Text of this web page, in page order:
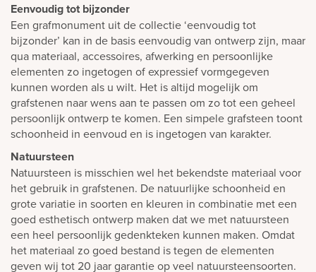
Eenvoudig tot bijzonder
Een grafmonument uit de collectie ‘eenvoudig tot
bijzonder’ kan in de basis eenvoudig van ontwerp zijn, maar
qua materiaal, accessoires, afwerking en persoonlijke
elementen zo ingetogen of expressief vormgegeven
kunnen worden als u wilt. Het is altijd mogelijk om
grafstenen naar wens aan te passen om zo tot een geheel
persoonlijk ontwerp te komen. Een simpele grafsteen toont
schoonheid in eenvoud en is ingetogen van karakter.
Natuursteen
Natuursteen is misschien wel het bekendste materiaal voor
het gebruik in grafstenen. De natuurlijke schoonheid en
grote variatie in soorten en kleuren in combinatie met een
goed esthetisch ontwerp maken dat we met natuursteen
een heel persoonlijk gedenkteken kunnen maken. Omdat
het materiaal zo goed bestand is tegen de elementen
geven wij tot 20 jaar garantie op veel natuursteensoorten.